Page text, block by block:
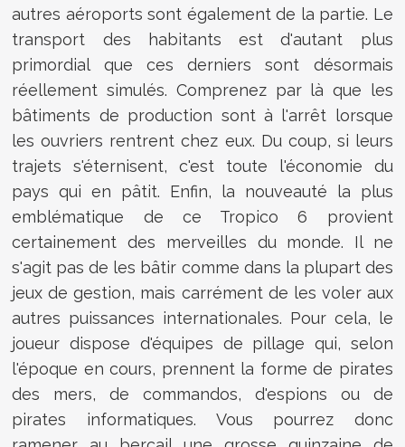
autres aéroports sont également de la partie. Le
transport des habitants est d'autant plus
primordial que ces derniers sont désormais
réellement simulés. Comprenez par là que les
bâtiments de production sont à l'arrêt lorsque
les ouvriers rentrent chez eux. Du coup, si leurs
trajets s'éternisent, c'est toute l'économie du
pays qui en pâtit. Enfin, la nouveauté la plus
emblématique de ce Tropico 6 provient
certainement des merveilles du monde. Il ne
s'agit pas de les bâtir comme dans la plupart des
jeux de gestion, mais carrément de les voler aux
autres puissances internationales. Pour cela, le
joueur dispose d'équipes de pillage qui, selon
l'époque en cours, prennent la forme de pirates
des mers, de commandos, d'espions ou de
pirates informatiques. Vous pourrez donc